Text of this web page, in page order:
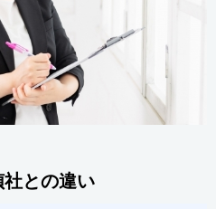
との違い